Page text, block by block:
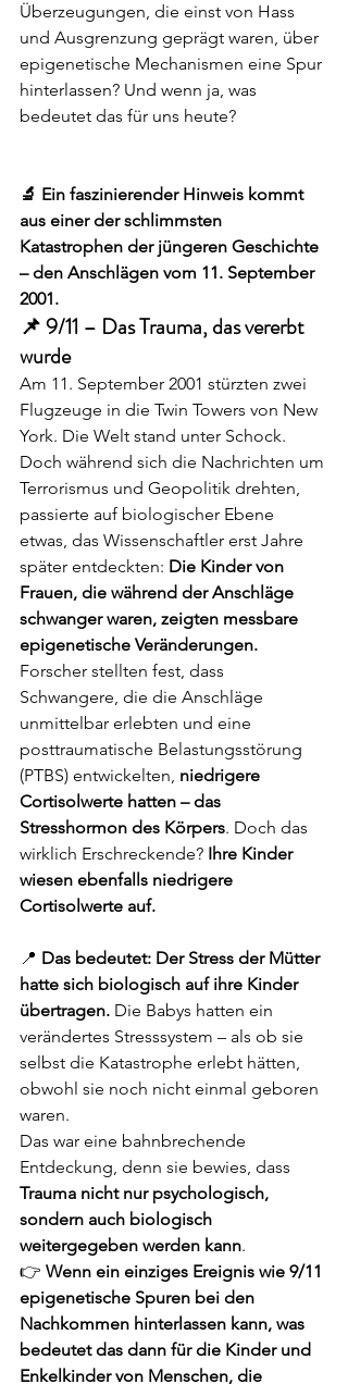
Überzeugungen, die einst von Hass
und Ausgrenzung geprägt waren, über
epigenetische Mechanismen eine Spur
hinterlassen? Und wenn ja, was
bedeutet das für uns heute?
🔬 Ein faszinierender Hinweis kommt
aus einer der schlimmsten
Katastrophen der jüngeren Geschichte
– den Anschlägen vom 11. September
2001.
📌 9/11 – Das Trauma, das vererbt
wurde
Am 11. September 2001 stürzten zwei
Flugzeuge in die Twin Towers von New
York. Die Welt stand unter Schock.
Doch während sich die Nachrichten um
Terrorismus und Geopolitik drehten,
passierte auf biologischer Ebene
etwas, das Wissenschaftler erst Jahre
später entdeckten: Die Kinder von
Frauen, die während der Anschläge
schwanger waren, zeigten messbare
epigenetische Veränderungen.
Forscher stellten fest, dass
Schwangere, die die Anschläge
unmittelbar erlebten und eine
posttraumatische Belastungsstörung
(PTBS) entwickelten, niedrigere
Cortisolwerte hatten – das
Stresshormon des Körpers. Doch das
wirklich Erschreckende? Ihre Kinder
wiesen ebenfalls niedrigere
Cortisolwerte auf.
📍 Das bedeutet: Der Stress der Mütter
hatte sich biologisch auf ihre Kinder
übertragen. Die Babys hatten ein
verändertes Stresssystem – als ob sie
selbst die Katastrophe erlebt hätten,
obwohl sie noch nicht einmal geboren
waren.
Das war eine bahnbrechende
Entdeckung, denn sie bewies, dass
Trauma nicht nur psychologisch,
sondern auch biologisch
weitergegeben werden kann.
👉 Wenn ein einziges Ereignis wie 9/11
epigenetische Spuren bei den
Nachkommen hinterlassen kann, was
bedeutet das dann für die Kinder und
Enkelkinder von Menschen, die